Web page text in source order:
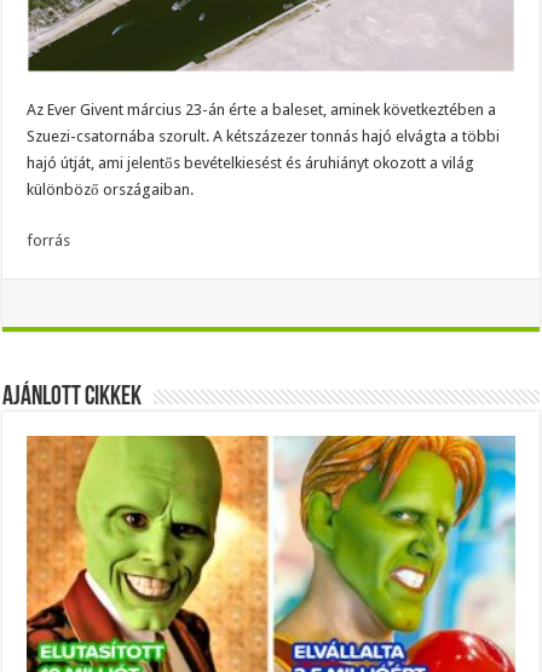
Az Ever Givent március 23-án érte a baleset, aminek következtében a
Szuezi-csatornába szorult. A kétszázezer tonnás hajó elvágta a többi
hajó útját, ami jelentős bevételkiesést és áruhiányt okozott a világ
különböző országaiban.
forrás
Ajánlott Cikkek